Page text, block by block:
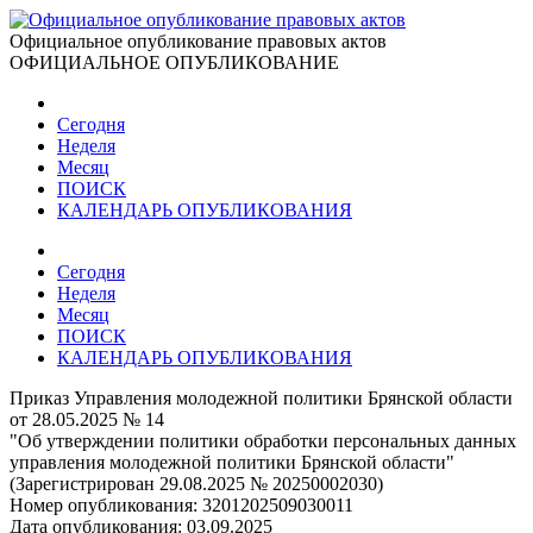
Официальное опубликование правовых актов
ОФИЦИАЛЬНОЕ ОПУБЛИКОВАНИЕ
Сегодня
Неделя
Месяц
ПОИСК
КАЛЕНДАРЬ ОПУБЛИКОВАНИЯ
Сегодня
Неделя
Месяц
ПОИСК
КАЛЕНДАРЬ ОПУБЛИКОВАНИЯ
Приказ Управления молодежной политики Брянской области
от 28.05.2025 № 14
"Об утверждении политики обработки персональных данных
управления молодежной политики Брянской области"
(Зарегистрирован 29.08.2025 № 20250002030)
Номер опубликования: 3201202509030011
Дата опубликования: 03.09.2025